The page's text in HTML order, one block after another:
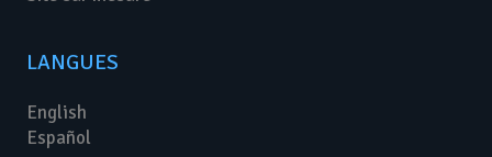
LANGUES
English
Español